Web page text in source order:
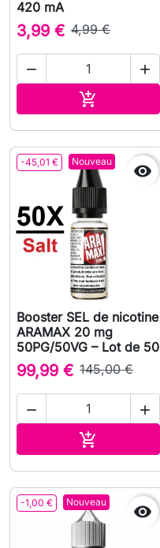
420 mA
3,99 € 4,99 €
 

-45,01 € Nouveau

Booster SEL de nicotine
ARAMAX 20 mg
50PG/50VG – Lot de 50
99,99 € 145,00 €
 

-1,00 € Nouveau
